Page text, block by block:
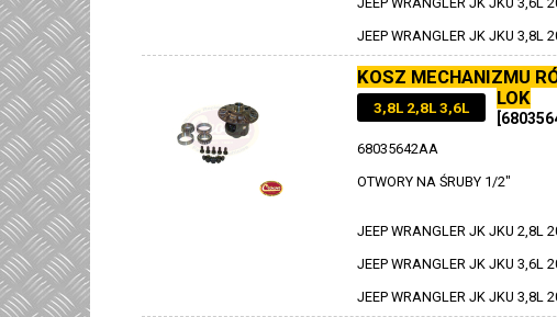
JEEP WRANGLER JK JKU 3,8L
KOSZ MECHANIZMU
LOK
3,8L 2,8L 3,6L
68035642AA
OTWORY NA ŚRUBY 1/2"
JEEP WRANGLER JK JKU 2,8L
JEEP WRANGLER JK JKU 3,6L
JEEP WRANGLER JK JKU 3,8L